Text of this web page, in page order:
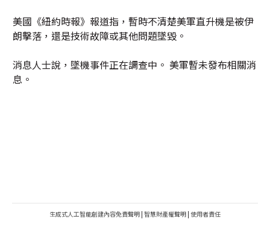
美國《紐約時報》報道指，暫時不清楚美軍直升機是被伊
朗擊落，還是技術故障或其他問題墜毀。
消息人士說，墜機事件正在調查中。 美軍暫未發布相關消
息。
生成式人工智能創建內容免責聲明 | 智慧財產權聲明 | 使用者責任